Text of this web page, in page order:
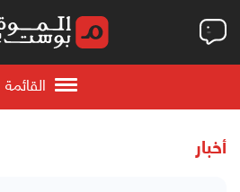
القائمة
أخبار